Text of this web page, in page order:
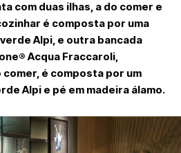
com duas ilhas, a do comer e
é composta por uma
Alpi, e outra bancada
Acqua Fraccaroli,
comer, é composta por um
Alpi e pé em madeira álamo.